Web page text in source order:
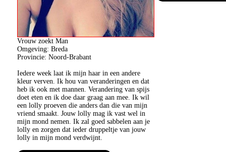
Vrouw zoekt Man
Omgeving: Breda
Provincie: Noord-Brabant
Iedere week laat ik mijn haar in een andere
kleur verven. Ik hou van veranderingen en dat
heb ik ook met mannen. Verandering van spijs
doet eten en ik doe daar graag aan mee. Ik wil
een lolly proeven die anders dan die van mijn
vriend smaakt. Jouw lolly mag ik vast wel in
mijn mond nemen. Ik zal goed sabbelen aan je
lolly en zorgen dat ieder druppeltje van jouw
lolly in mijn mond verdwijnt.